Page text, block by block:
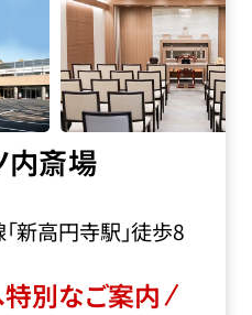
内斎場
新高円寺駅」徒歩8
別なご案内